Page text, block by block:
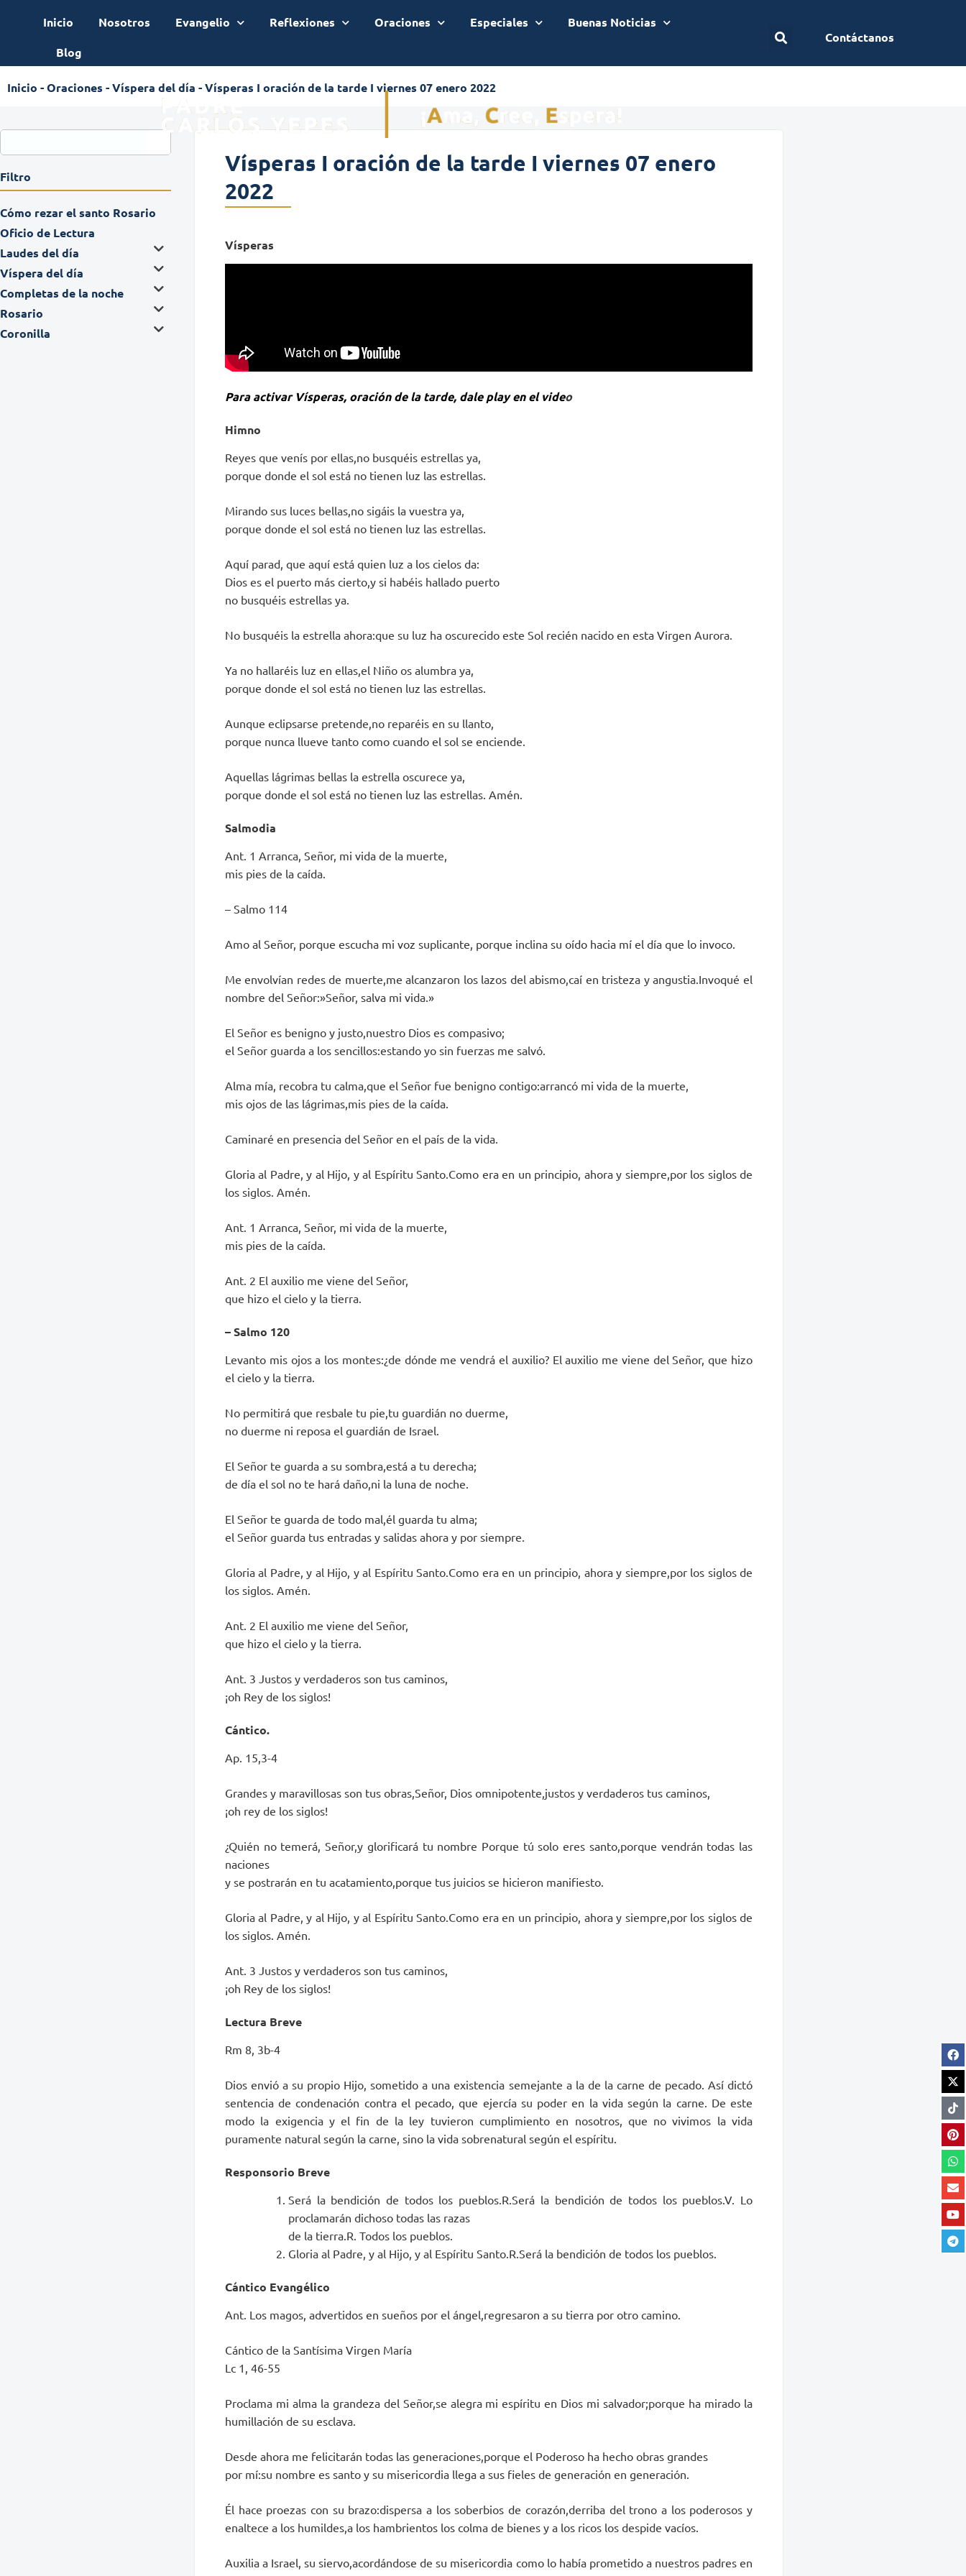
Inicio Nosotros Evangelio Reflexiones Oraciones Especiales
Buenas Noticias
Blog
Contáctanos
Inicio -Oraciones -Víspera del día -Vísperas I oración de la tarde I viernes 07 enero 2022
Filtro
Cómo rezar el santo Rosario
Oficio de Lectura
Laudes del día
Víspera del día
Completas de la noche
Rosario
Coronilla
Vísperas I oración de la tarde I viernes 07 enero
2022
Vísperas
Para activar Vísperas, oración de la tarde, dale play en el video
Himno
Reyes que venís por ellas,no busquéis estrellas ya,
porque donde el sol está no tienen luz las estrellas.
Mirando sus luces bellas,no sigáis la vuestra ya,
porque donde el sol está no tienen luz las estrellas.
Aquí parad, que aquí está quien luz a los cielos da:
Dios es el puerto más cierto,y si habéis hallado puerto
no busquéis estrellas ya.
No busquéis la estrella ahora:que su luz ha oscurecido este Sol recién nacido en esta Virgen Aurora.
Ya no hallaréis luz en ellas,el Niño os alumbra ya,
porque donde el sol está no tienen luz las estrellas.
Aunque eclipsarse pretende,no reparéis en su llanto,
porque nunca llueve tanto como cuando el sol se enciende.
Aquellas lágrimas bellas la estrella oscurece ya,
porque donde el sol está no tienen luz las estrellas. Amén.
Salmodia
Ant. 1 Arranca, Señor, mi vida de la muerte,
mis pies de la caída.
– Salmo 114
Amo al Señor, porque escucha mi voz suplicante, porque inclina su oído hacia mí el día que lo invoco.
Me envolvían redes de muerte,me alcanzaron los lazos del abismo,caí en tristeza y angustia.Invoqué el
nombre del Señor:»Señor, salva mi vida.»
El Señor es benigno y justo,nuestro Dios es compasivo;
el Señor guarda a los sencillos:estando yo sin fuerzas me salvó.
Alma mía, recobra tu calma,que el Señor fue benigno contigo:arrancó mi vida de la muerte,
mis ojos de las lágrimas,mis pies de la caída.
Caminaré en presencia del Señor en el país de la vida.
Gloria al Padre, y al Hijo, y al Espíritu Santo.Como era en un principio, ahora y siempre,por los siglos de
los siglos. Amén.
Ant. 1 Arranca, Señor, mi vida de la muerte,
mis pies de la caída.
Ant. 2 El auxilio me viene del Señor,
que hizo el cielo y la tierra.
– Salmo 120
Levanto mis ojos a los montes:¿de dónde me vendrá el auxilio? El auxilio me viene del Señor, que hizo
el cielo y la tierra.
No permitirá que resbale tu pie,tu guardián no duerme,
no duerme ni reposa el guardián de Israel.
El Señor te guarda a su sombra,está a tu derecha;
de día el sol no te hará daño,ni la luna de noche.
El Señor te guarda de todo mal,él guarda tu alma;
el Señor guarda tus entradas y salidas ahora y por siempre.
Gloria al Padre, y al Hijo, y al Espíritu Santo.Como era en un principio, ahora y siempre,por los siglos de
los siglos. Amén.
Ant. 2 El auxilio me viene del Señor,
que hizo el cielo y la tierra.
Ant. 3 Justos y verdaderos son tus caminos,
¡oh Rey de los siglos!
Cántico.
Ap. 15,3-4
Grandes y maravillosas son tus obras,Señor, Dios omnipotente,justos y verdaderos tus caminos,
¡oh rey de los siglos!
¿Quién no temerá, Señor,y glorificará tu nombre Porque tú solo eres santo,porque vendrán todas las
naciones
y se postrarán en tu acatamiento,porque tus juicios se hicieron manifiesto.
Gloria al Padre, y al Hijo, y al Espíritu Santo.Como era en un principio, ahora y siempre,por los siglos de
los siglos. Amén.
Ant. 3 Justos y verdaderos son tus caminos,
¡oh Rey de los siglos!
Lectura Breve
Rm 8, 3b-4
Dios envió a su propio Hijo, sometido a una existencia semejante a la de la carne de pecado. Así dictó
sentencia de condenación contra el pecado, que ejercía su poder en la vida según la carne. De este
modo la exigencia y el fin de la ley tuvieron cumplimiento en nosotros, que no vivimos la vida
puramente natural según la carne, sino la vida sobrenatural según el espíritu.
Responsorio Breve
Será la bendición de todos los pueblos.R.Será la bendición de todos los pueblos.V. Lo
proclamarán dichoso todas las razas
de la tierra.R. Todos los pueblos.
Gloria al Padre, y al Hijo, y al Espíritu Santo.R.Será la bendición de todos los pueblos.
Cántico Evangélico
Ant. Los magos, advertidos en sueños por el ángel,regresaron a su tierra por otro camino.
Cántico de la Santísima Virgen María
Lc 1, 46-55
Proclama mi alma la grandeza del Señor,se alegra mi espíritu en Dios mi salvador;porque ha mirado la
humillación de su esclava.
Desde ahora me felicitarán todas las generaciones,porque el Poderoso ha hecho obras grandes
por mí:su nombre es santo y su misericordia llega a sus fieles de generación en generación.
Él hace proezas con su brazo:dispersa a los soberbios de corazón,derriba del trono a los poderosos y
enaltece a los humildes,a los hambrientos los colma de bienes y a los ricos los despide vacíos.
Auxilia a Israel, su siervo,acordándose de su misericordia como lo había prometido a nuestros padres en